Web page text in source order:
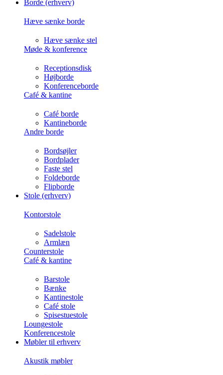
Borde (erhverv)
Hæve sænke borde
Hæve sænke stel
Møde & konference
Receptionsdisk
Højborde
Konferenceborde
Café & kantine
Café borde
Kantineborde
Andre borde
Bordsøjler
Bordplader
Faste stel
Foldeborde
Flipborde
Stole (erhverv)
Kontorstole
Sadelstole
Armlæn
Counterstole
Café & kantine
Barstole
Bænke
Kantinestole
Café stole
Spisestuestole
Loungestole
Konferencestole
Møbler til erhverv
Akustik møbler